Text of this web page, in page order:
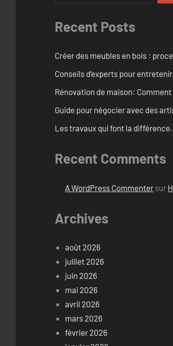
Recent Posts
Créer des meubles en bois :
Conseils d’experts pour
Rénovation de maison:
Guide pour négocier avec des
Les travaux qui font la différence.
Recent Comments
A WordPress Commenter sur
Archives
août 2026
juillet 2026
juin 2026
mai 2026
avril 2026
mars 2026
février 2026